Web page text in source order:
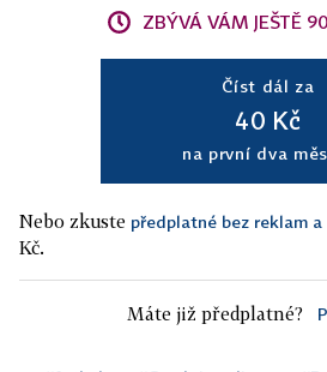
ZBÝVÁ VÁM JEŠTĚ
Číst dál za
40 Kč
na první dva
Nebo zkuste předplatné bez reklam
Kč.
Máte již předplatné?